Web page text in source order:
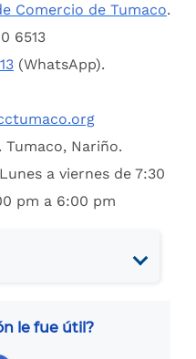
Comercio de Tumaco.
6513
(WhatsApp).
Tumaco, Nariño.
Lunes a viernes de 7:30
pm a 6:00 pm
le fue útil?